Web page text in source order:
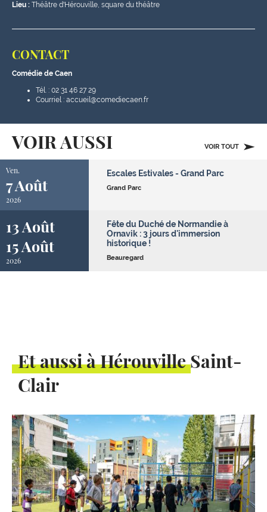
Lieu : Théâtre d'Hérouville, square du théâtre
CONTACT
Comédie de Caen
Tél. : 02 31 46 27 29
Courriel : accueil@comediecaen.fr
VOIR AUSSI VOIR TOUT
Ven.
7 Août
2026
Escales Estivales - Grand Parc
Grand Parc
13 Août
15 Août
2026
Fête du Duché de Normandie à
Ornavik : 3 jours d'immersion
historique !
Beauregard
Et aussi à Hérouville Saint-
Clair